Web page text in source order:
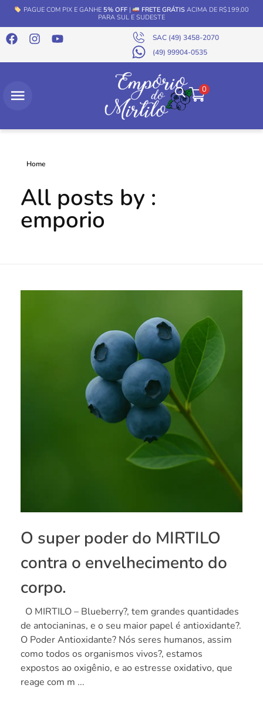
PAGUE COM PIX E GANHE 5% OFF| FRETE GRÁTIS ACIMA DE R$199,00
PARA SUL E SUDESTE
SAC (49) 3458-2070
(49) 99904-0535
0
Home
All posts by :
emporio
O super poder do MIRTILO
contra o envelhecimento do
corpo.
O MIRTILO – Blueberry?, tem grandes quantidades
de antocianinas, e o seu maior papel é antioxidante?.
O Poder Antioxidante? Nós seres humanos, assim
como todos os organismos vivos?, estamos
expostos ao oxigênio, e ao estresse oxidativo, que
reage com m ...